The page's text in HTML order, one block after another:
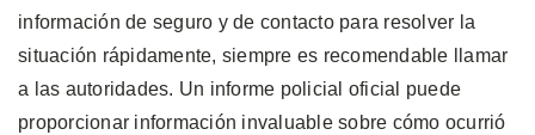
información de seguro y de contacto para resolver la
situación rápidamente, siempre es recomendable llamar
a las autoridades. Un informe policial oficial puede
proporcionar información invaluable sobre cómo ocurrió